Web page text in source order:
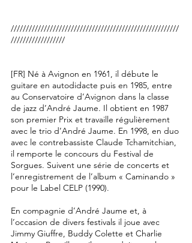
////////////////////////////////////////////////////////
//////////////////
[FR] Né à Avignon en 1961, il débute le
guitare en autodidacte puis en 1985, entre
au Conservatoire d’Avignon dans la classe
de jazz d’André Jaume. Il obtient en 1987
son premier Prix et travaille régulièrement
avec le trio d’André Jaume. En 1998, en duo
avec le contrebassiste Claude Tchamitchian,
il remporte le concours du Festival de
Sorgues. Suivent une série de concerts et
l’enregistrement de l’album « Caminando »
pour le Label CELP (1990).
En compagnie d’André Jaume et, à
l’occasion de divers festivals il joue avec
Jimmy Giuffre, Buddy Colette et Charlie